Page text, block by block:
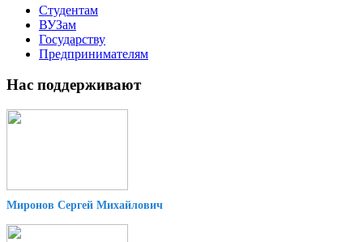
Студентам
ВУЗам
Государству
Предпринимателям
Нас поддерживают
Миронов Сергей Михайлович